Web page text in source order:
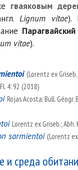
гваяковым
Lignum vitae).
vitae).
(Lorentz ex
4: 92 (2018)
Rojas Acosta; Bull. Géogr.
Lorentz ex Griseb.;
sarmientoi (Lorentz
и среда